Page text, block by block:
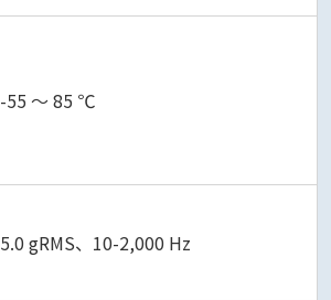
-55 ～ 85 ℃
5.0 gRMS、10-2,000 Hz